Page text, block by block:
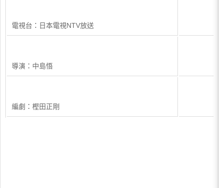
電視台：日本電視NTV放送
導演：中島悟
編劇：樫田正剛